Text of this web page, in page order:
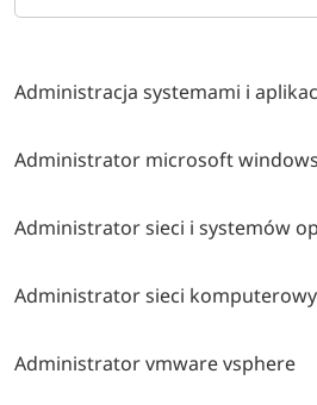
Administracja systemami i
Administrator microsoft
Administrator sieci i systemów
Administrator sieci
Administrator vmware vsphere